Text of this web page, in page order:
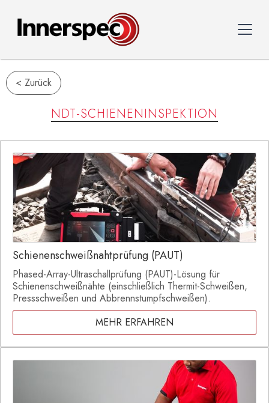
< Zurück
NDT-SCHIENENINSPEKTION
Schienenschweißnahtprüfung (PAUT)
Phased-Array-Ultraschallprüfung (PAUT)-Lösung für
Schienenschweißnähte (einschließlich Thermit-Schweißen,
Pressschweißen und Abbrennstumpfschweißen).
MEHR ERFAHREN